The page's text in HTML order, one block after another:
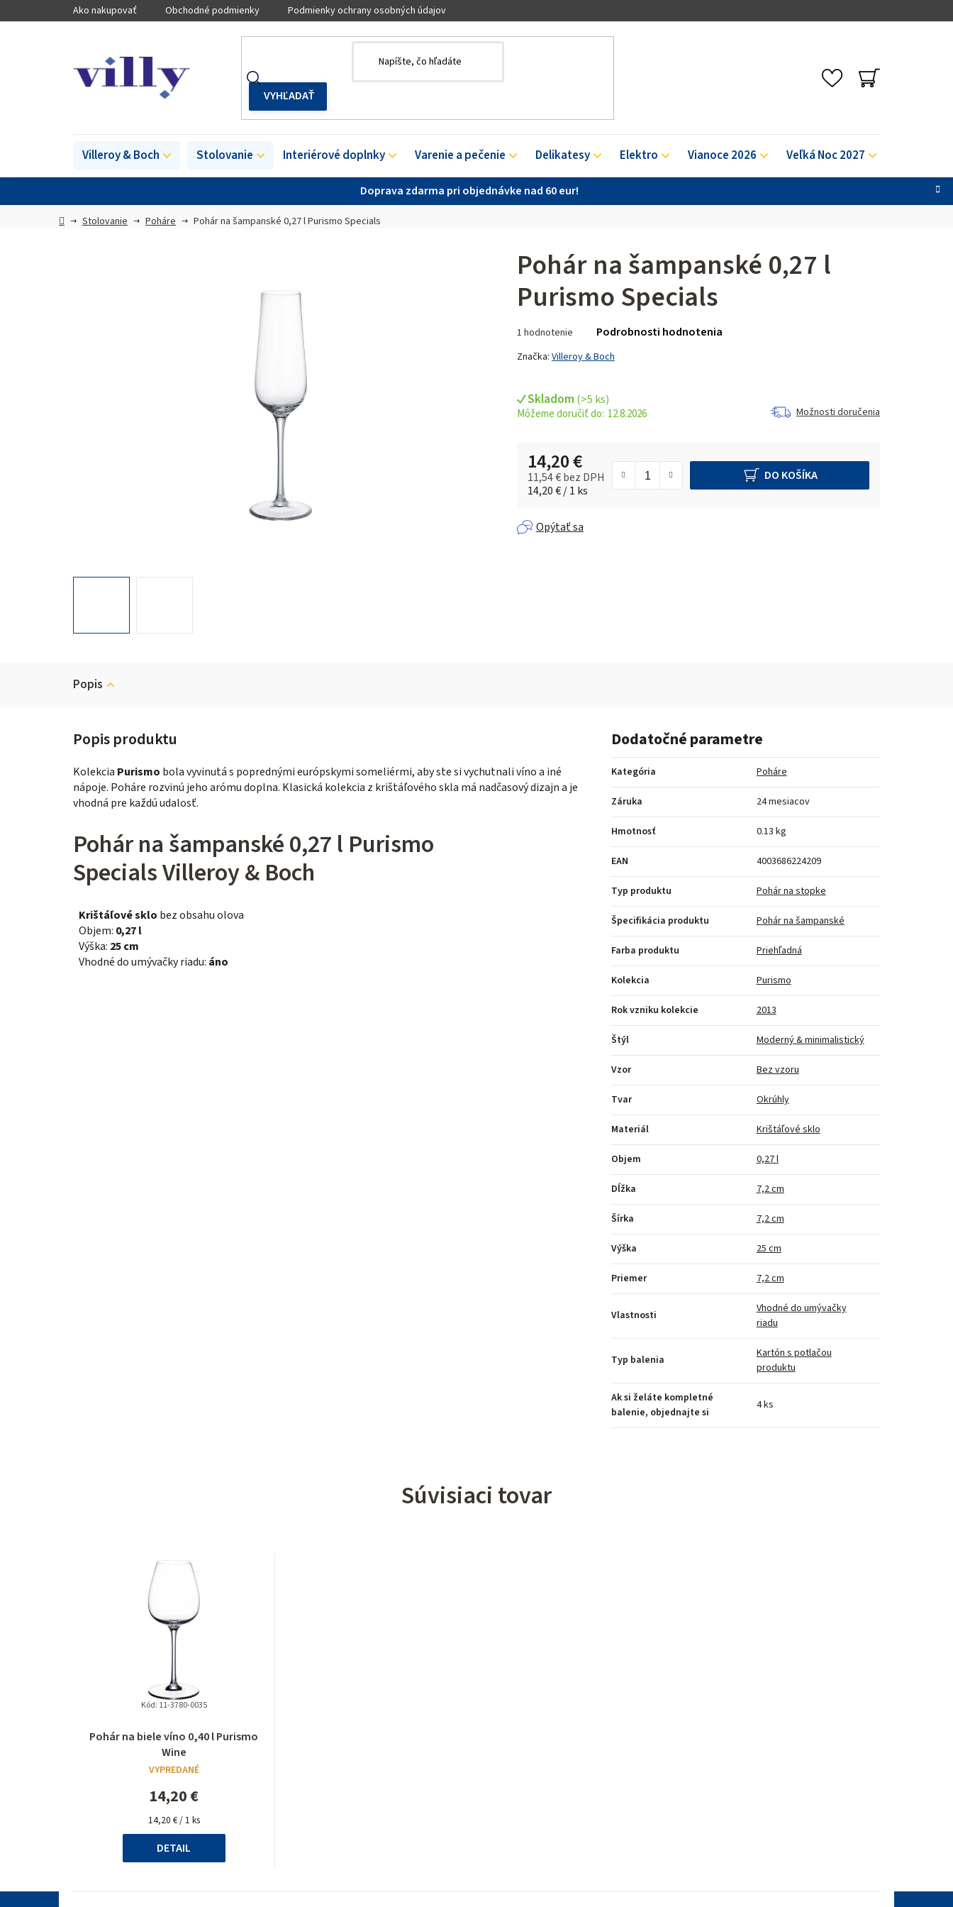
na
Doprava zdarma pri objednávke nad 60 eur!
Ako nakupovať Obchodné podmienky Podmienky ochrany osobných údajov
NÁKUPNÝ
KOŠÍK
Villeroy & Boch Stolovanie Interiérové doplnky Varenie a pečenie Delikatesy Elektro Vianoce 2026 Veľká Noc 2027
DomovStolovanie Poháre Pohár na šampanské 0,27 l Purismo Specials
Pohár na šampanské 0,27 l
Purismo Specials
hodnotenie
produktu
z 5
hviezdičiek.
1 hodnotenie Podrobnosti hodnotenia
Značka: Villeroy & Boch
Skladom (>5 ks)
12.8.2026 Možnosti doručenia
14,20 €
11,54 € bez DPH
Jednotková cena:
14,20 € / 1 ks
DO KOŠÍKA
Opýtať sa
Popis
Kolekcia Purismo bola vyvinutá s poprednými európskymi someliérmi, aby ste si vychutnali víno a iné
nápoje. Poháre rozvinú jeho arómu doplna. Klasická kolekcia z krištáľového skla má nadčasový dizajn a je
vhodná pre každú udalosť.
Pohár na šampanské 0,27 l Purismo
Specials Villeroy & Boch
Krištáľové sklo bez obsahu olova
Objem: 0,27 l
Výška: 25cm
Vhodné do umývačky riadu: áno
Dodatočné parametre
Kategória Poháre
Záruka 24 mesiacov
Hmotnosť 0.13 kg
EAN 4003686224209
Typ produktu Pohár na stopke
Špecifikácia produktu Pohár na šampanské
Farba produktu Priehľadná
Kolekcia Purismo
Rok vzniku kolekcie 2013
Štýl Moderný & minimalistický
Vzor Bez vzoru
Tvar Okrúhly
Materiál Krištáľové sklo
Objem 0,27 l
Dĺžka 7,2 cm
Šírka 7,2 cm
Výška 25 cm
Priemer 7,2 cm
Vlastnosti
Vhodné do umývačky
riadu
Typ balenia
Kartón s potlačou
produktu
Ak si želáte kompletné
balenie, objednajte si
4 ks
Súvisiaci tovar
Pohár na biele víno 0,40 l Purismo
Wine
VYPREDANÉ
14,20 €
Jednotková
cena:
14,20 € / 1 ks
DETAIL
Kód: 11-3780-0035